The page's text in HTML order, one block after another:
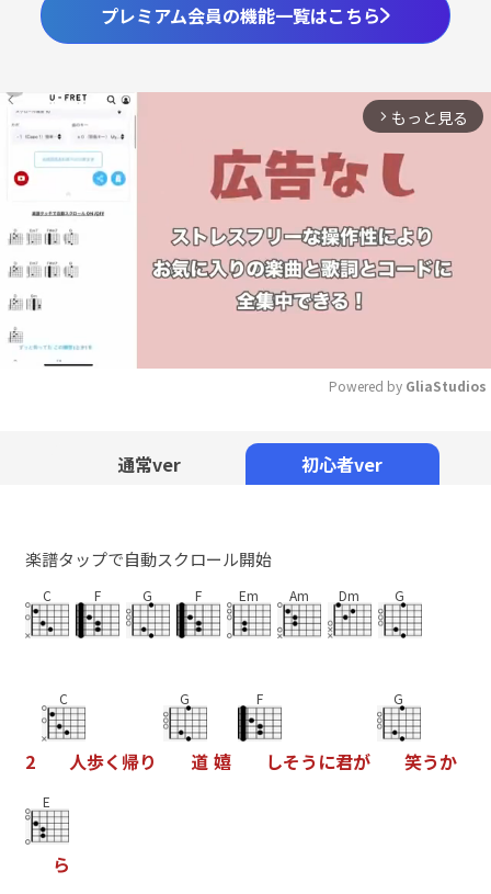
プレミアム会員の機能一覧はこちら
arrow_forward_ios もっと見る
Powered by GliaStudios
通常ver 初心者ver
楽譜タップで自動スクロール開始
C F G F Em Am Dm G
2
C
人歩く 帰り
G
道 嬉
F
しそう に君が
G
笑うか
E
ら